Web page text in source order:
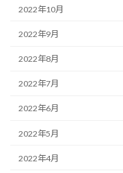
2022年10月
2022年9月
2022年8月
2022年7月
2022年6月
2022年5月
2022年4月